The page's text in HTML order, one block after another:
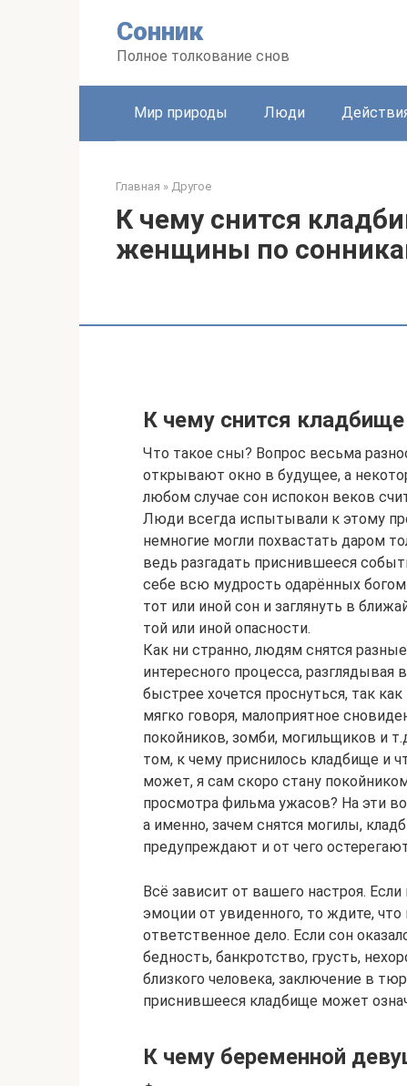
Сонник
Полное толкование снов
Мир природы Люди
Главная » Другое
К чему снится
женщины по
К чему снится
Что такое сны? Вопрос весьма
открывают окно в будущее, а
любом случае сон испокон веков
Люди всегда испытывали к этому
немногие могли похвастать даром
ведь разгадать приснившееся
себе всю мудрость одарённых
тот или иной сон и заглянуть в
той или иной опасности.
Как ни странно, людям снятся
интересного процесса, разглядывая
быстрее хочется проснуться, так
мягко говоря, малоприятное
покойников, зомби, могильщиков и
том, к чему приснилось кладбище и
может, я сам скоро стану
просмотра фильма ужасов? На эти
а именно, зачем снятся могилы,
предупреждают и от чего
Всё зависит от вашего настроя.
эмоции от увиденного, то ждите,
ответственное дело. Если сон
бедность, банкротство, грусть,
близкого человека, заключение в
приснившееся кладбище может
К чему беременной